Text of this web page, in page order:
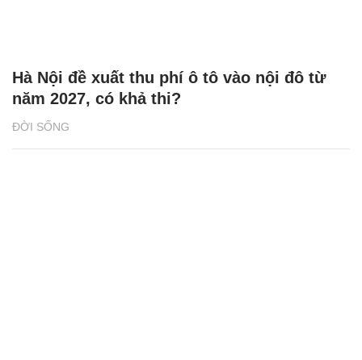
ĐỜI SỐNG
Hà Nội đề xuất thu phí ô tô vào nội đô từ
năm 2027, có khả thi?